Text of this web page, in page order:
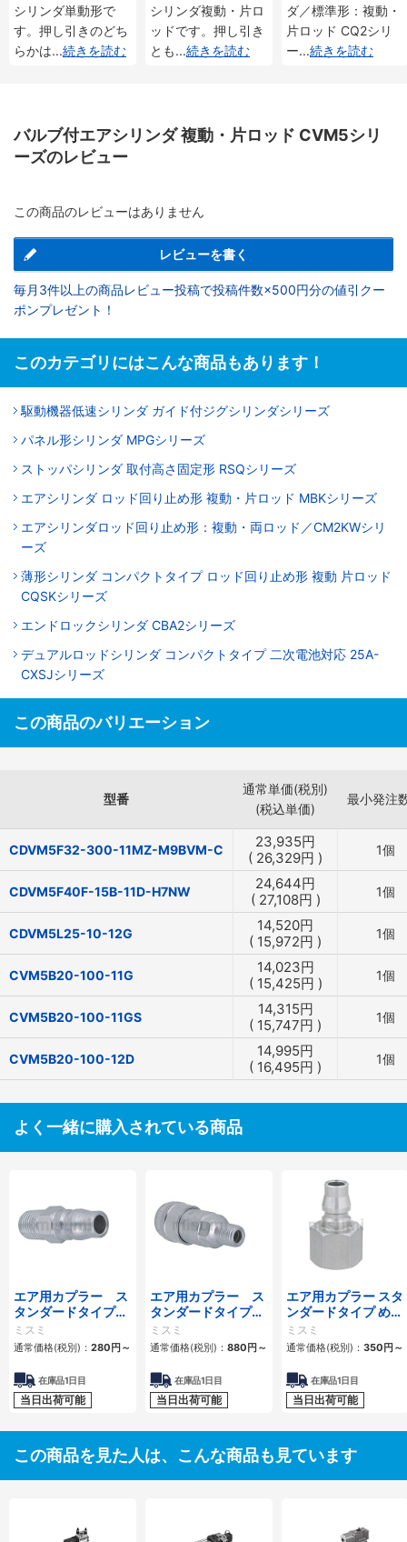
シリンダ単動形で
す。押し引きのどち
らかは...続きを読む
シリンダ複動・片ロ
ッドです。押し引き
とも...続きを読む
ダ／標準形：複動・
片ロッド CQ2シリ
ー...続きを読む
バルブ付エアシリンダ 複動・片ロッド CVM5シリ
ーズのレビュー
この商品のレビューはありません
レビューを書く
毎月3件以上の商品レビュー投稿で投稿件数×500円分の値引クー
ポンプレゼント！
このカテゴリにはこんな商品もあります！
駆動機器低速シリンダ ガイド付ジグシリンダシリーズ
パネル形シリンダ MPGシリーズ
ストッパシリンダ 取付高さ固定形 RSQシリーズ
エアシリンダ ロッド回り止め形 複動・片ロッド MBKシリーズ
エアシリンダロッド回り止め形：複動・両ロッド／CM2KWシリ
ーズ
薄形シリンダ コンパクトタイプ ロッド回り止め形 複動 片ロッド
CQSKシリーズ
エンドロックシリンダ CBA2シリーズ
デュアルロッドシリンダ コンパクトタイプ 二次電池対応 25A-
CXSJシリーズ
この商品のバリエーション
型番
通常単価(税別)
(税込単価)
最小発注
CDVM5F32-300-11MZ-M9BVM-C 23,935円
( 26,329円 ) 1個
CDVM5F40F-15B-11D-H7NW 24,644円
( 27,108円 ) 1個
CDVM5L25-10-12G 14,520円
( 15,972円 ) 1個
CVM5B20-100-11G 14,023円
( 15,425円 ) 1個
CVM5B20-100-11GS 14,315円
( 15,747円 ) 1個
CVM5B20-100-12D 14,995円
( 16,495円 ) 1個
よく一緒に購入されている商品
エア用カプラー ス
タンダードタイプ
おねじプラグ
ミスミ
通常価格(税別)： 280 円 ～
在庫品1日目
当日出荷可能
エア用カプラー ス
タンダードタイプ
おねじソケット
ミスミ
通常価格(税別)： 880 円 ～
在庫品1日目
当日出荷可能
エア用カプラー スタ
ンダードタイプ めね
じプラグ
ミスミ
通常価格(税別)： 350 円 ～
在庫品1日目
当日出荷可能
この商品を見た人は、こんな商品も見ています